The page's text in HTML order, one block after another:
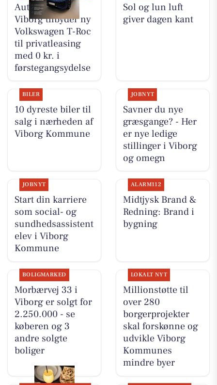
Autocentralen
Viborg tilbyder ny
Volkswagen T-Roc
til privatleasing
med 0 kr. i
førstegangsydelse
Sol og lun luft
giver dagen kant
BILER
10 dyreste biler til
salg i nærheden af
Viborg Kommune
JOBNYT
Savner du nye
græsgange? - Her
er nye ledige
stillinger i Viborg
og omegn
JOBNYT
Start din karriere
som social- og
sundhedsassistent
elev i Viborg
Kommune
ALARM112
Midtjysk Brand &
Redning: Brand i
bygning
BOLIGMARKED
Morbærvej 33 i
Viborg er solgt for
2.250.000 - se
køberen og 3
andre solgte
boliger
LOKALT NYT
Millionstøtte til
over 280
borgerprojekter
skal forskønne og
udvikle Viborg
Kommunes
mindre byer